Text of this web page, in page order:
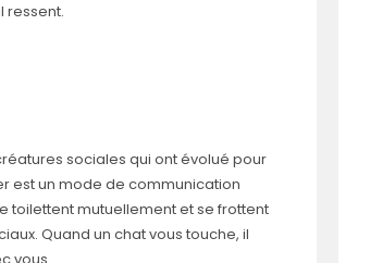
ressent.
sociales qui ont évolué pour
est un mode de communication
toilettent mutuellement et se frottent
Quand un chat vous touche, il